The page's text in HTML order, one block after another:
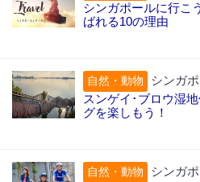
シンガポールに行こ
ばれる10の理由
自然・動物
シンガ
スンゲイ･ブロウ湿
グを楽しもう！
自然・動物
シンガ